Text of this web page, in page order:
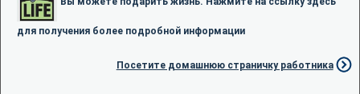
для получения более подробной информации
Посетите домашнюю страничку работника